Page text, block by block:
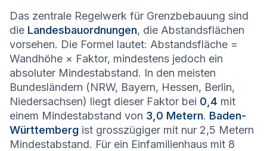
Das zentrale Regelwerk für Grenzbebauung sind
die Landesbauordnungen, die Abstandsflächen
vorsehen. Die Formel lautet: Abstandsfläche =
Wandhöhe × Faktor, mindestens jedoch ein
absoluter Mindestabstand. In den meisten
Bundesländern (NRW, Bayern, Hessen, Berlin,
Niedersachsen) liegt dieser Faktor bei 0,4 mit
einem Mindestabstand von 3,0 Metern. Baden-
Württemberg ist grosszügiger mit nur 2,5 Metern
Mindestabstand. Für ein Einfamilienhaus mit 8